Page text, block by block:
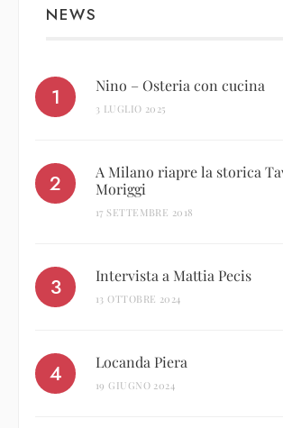
NEWS
Nino – Osteria con cucina
3 LUGLIO 2025
A Milano riapre la storica
Moriggi
17 SETTEMBRE 2018
Intervista a Mattia Pecis
13 OTTOBRE 2024
Locanda Piera
19 GIUGNO 2024